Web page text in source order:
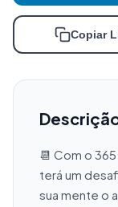
Copiar
📆 Com o
terá um
sua mente o